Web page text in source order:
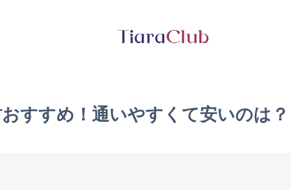
すすめ！通いやすくて安いのは？